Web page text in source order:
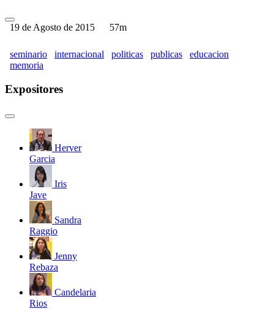
19 de Agosto de 2015 57m
seminario internacional politicas publicas
educacion
memoria
Expositores
Herver
Garcia
Iris
Jave
Sandra
Raggio
Jenny
Rebaza
Candelaria
Rios